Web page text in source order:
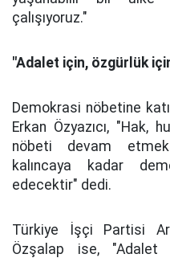
çalışıyoruz."
"Adalet için, özgürlük
Demokrasi nöbetine
Erkan Özyazıcı, "Hak,
nöbeti devam
kalıncaya kadar
edecektir" dedi.
Türkiye İşçi Partisi
Özşalap ise,